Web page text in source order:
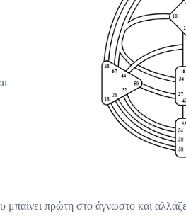
μπαίνει πρώτη στο άγνωστο και